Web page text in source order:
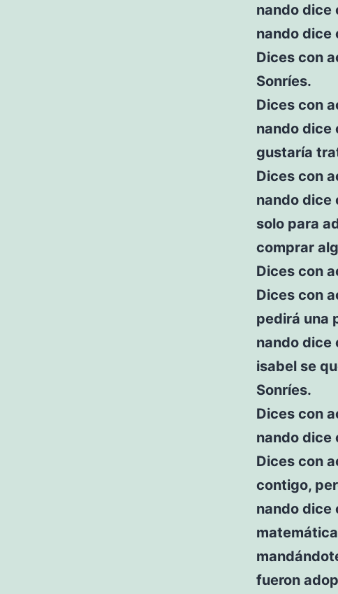
nando dice
nando dice
Dices con
Sonríes.
Dices con
nando dice
gustaría
Dices con
nando dice
solo para
comprar
Dices con
Dices con
pedirá una
nando dice
isabel se
Sonríes.
Dices con
nando dice
Dices con
contigo,
nando dice
fueron